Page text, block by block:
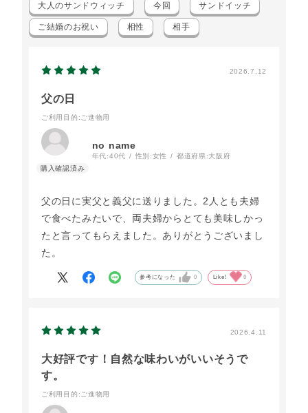
大人のサンドウィッチ 今回 サンドイッチ
ご結婚のお祝い 相性 相手
2026.7.12
父の日
ご利用目的 :ご進物用
no name
年代:40代 性別:女性 都道府県:大阪府
父の日に実父と義父に送りました。2人とも夫婦
で食べたみたいで、両夫婦からとても美味しかっ
たと言ってもらえました。ありがとうございまし
た。
参考になった 0 Like! 0
2026.4.11
大好評です！自然な味わいがいいそうで
す。
ご利用目的 :ご進物用